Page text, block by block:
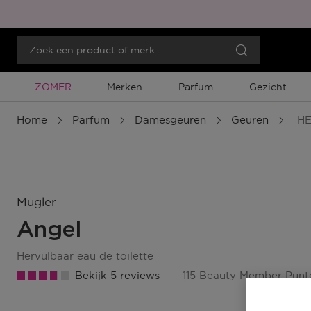
Tijdelijke Promotie
ZOMER Merken Parfum Gezicht
Home Parfum Damesgeuren Geuren
Mugler
Angel
hervulbaar eau de toilette
Bekijk 5 reviews
115 Beauty Member